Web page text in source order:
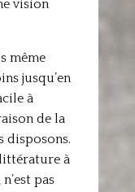
vision
même
jusqu’en
à
de la
disposons.
à
pas